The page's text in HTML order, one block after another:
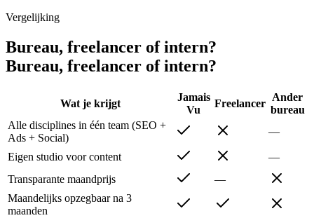
Vergelijking
Bureau, freelancer of intern?
Bureau, freelancer of intern?
Wat je krijgt
Jamais
Vu
Freelancer
Ander
bureau
Alle disciplines in één team (SEO +
Ads + Social)
—
Eigen studio voor content
—
Transparante maandprijs
—
Maandelijks opzegbaar na 3
maanden